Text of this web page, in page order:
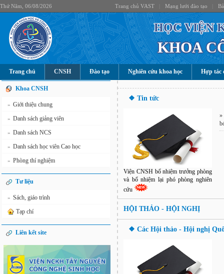
Thứ Năm, 06/08/2026 Trang chủ VAST Mạng lưới đào tạo
HỌC VIỆN
KHOA
Trang chủ CNSH Đào tạo Nghiên cứu khoa học Hợp tác
Khoa CNSH
» Giới thiệu chung
» Danh sách giảng viên
» Danh sách NCS
» Danh sách học viên Cao học
» Phòng thí nghiệm
Tư liệu
» Sách, giáo trình
Tạp chí
Liên kết site
❖ Tin tức
Viện CNSH bổ nhiệm trưởng phòng
và bổ nhiệm lại phó phòng nghiên
cứu
HỘI THẢO - HỘI NGHỊ
❖ Các Hội thảo - Hội nghị